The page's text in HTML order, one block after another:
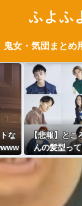
ふよふ
鬼女・気団まとめ
な
【悲報】とこ
んの髪型っ
ん？ｗｗｗ